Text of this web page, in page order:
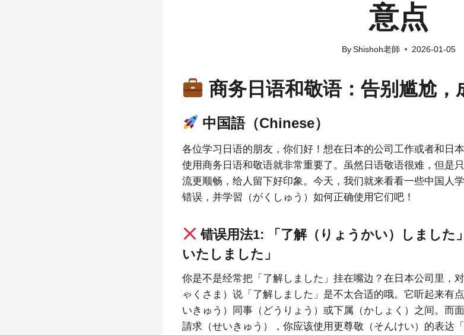
意点
By Shishoh老師 2026-01-05
商务日语和敬语：告别尴尬，
中国語（Chinese）
各位学习日语的朋友，你们好！想在日本的公司工作或者和日
使用商务日语和敬语就非常重要了。虽然日语敬语很难，但是
流更顺畅，给人留下好印象。今天，我们就来看看一些中国人
错误，并学習（がくしゅう）如何正确使用它们吧！
错误用法1: 「了解（りょうかい）しました
いたしました」
你是不是经常把「了解しました」挂在嘴边？在日本公司里，
ゃくさま）说「了解しました」是不太合适的哦。它听起来有
いきゅう）同事（どうりょう）或下属（かしょく）之间。而
請求（せいきゅう），你应该使用更尊敬（そんけい）的表达